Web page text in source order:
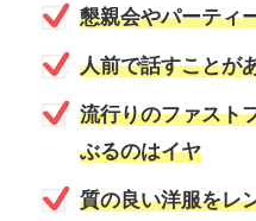
懇親会やパーティ
人前で話すことが
流行りのファスト
ぶるのはイヤ
質の良い洋服をレ